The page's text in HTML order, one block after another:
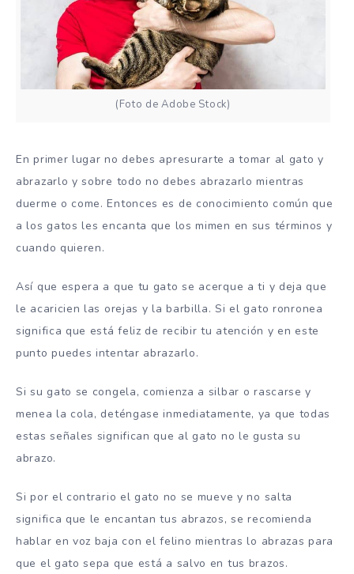
(Foto de Adobe Stock)
En primer lugar no debes apresurarte a tomar al gato y
abrazarlo y sobre todo no debes abrazarlo mientras
duerme o come. Entonces es de conocimiento común que
a los gatos les encanta que los mimen en sus términos y
cuando quieren.
Así que espera a que tu gato se acerque a ti y deja que
le acaricien las orejas y la barbilla. Si el gato ronronea
significa que está feliz de recibir tu atención y en este
punto puedes intentar abrazarlo.
Si su gato se congela, comienza a silbar o rascarse y
menea la cola, deténgase inmediatamente, ya que todas
estas señales significan que al gato no le gusta su
abrazo.
Si por el contrario el gato no se mueve y no salta
significa que le encantan tus abrazos, se recomienda
hablar en voz baja con el felino mientras lo abrazas para
que el gato sepa que está a salvo en tus brazos.